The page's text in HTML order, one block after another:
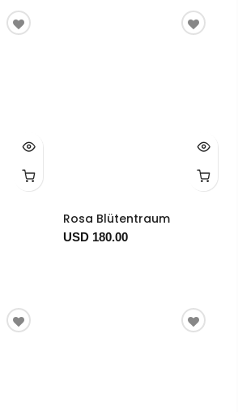
Rosa Blütentraum
USD 180.00